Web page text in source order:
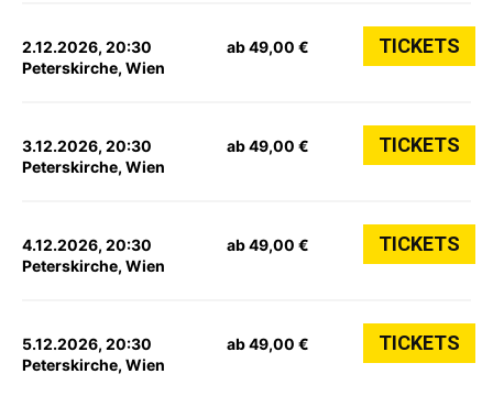
2.12.2026, 20:30
Peterskirche, Wien
ab 49,00 € TICKETS
3.12.2026, 20:30
Peterskirche, Wien
ab 49,00 € TICKETS
4.12.2026, 20:30
Peterskirche, Wien
ab 49,00 € TICKETS
5.12.2026, 20:30
Peterskirche, Wien
ab 49,00 € TICKETS